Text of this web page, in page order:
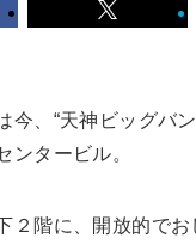
今、“天神ビッグバ
ンタービル。
２階に、開放的で